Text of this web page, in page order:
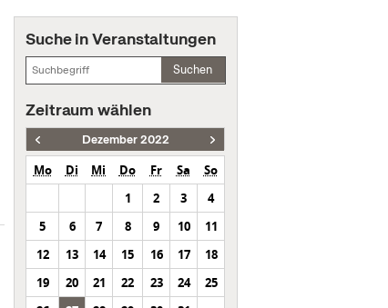
Suche in Veranstaltungen
Suchen
Zeitraum wählen
Dezember 2022
Mo Di Mi Do Fr Sa
So
1
2 3
4
5
6 7 8 9 10
11
12
13 14 15 16 17
18
19
20 21 22 23 24
25